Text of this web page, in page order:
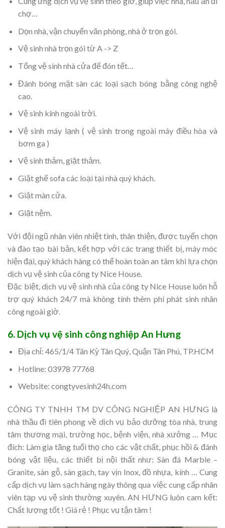
chợ…
Dọn nhà, vận chuyển văn phòng, nhà ở trọn gói.
Vệ sinh nhà trọn gói từ A -> Z
Tổng vệ sinh nhà cửa để đón tết…
Đánh bóng mặt sàn các loại sạch bóng bằng công nghệ
cao.
Vệ sinh kính ngoài trời.
Vệ sinh máy lạnh ( vệ sinh trong ngoài máy điều hòa và
bơm ga )
Vệ sinh thảm, giặt thảm.
Giặt ghế sofa các loại tại nhà quý khách.
Giặt màn cửa.
Giặt nệm.
Với đội ngũ nhân viên nhiệt tình, thân thiện, được tuyển chọn
và đào tạo bài bản, kết hợp với các trang thiết bị, máy móc
hiện đại, quý khách hàng có thể hoàn toàn an tâm khi lựa chọn
dịch vụ vệ sinh của công ty Nice House.
Đặc biệt, dịch vụ vệ sinh nhà của công ty Nice House luôn hỗ
trợ quý khách 24/7 mà không tính thêm phí phát sinh nhân
công ngoài giờ.
6. Dịch vụ vệ sinh công nghiệp An Hưng
Địa chỉ: 465/1/4 Tân Kỳ Tân Quý, Quận Tân Phú, TP.HCM
Hotline: 03978 77768
Website: congtyvesinh24h.com
CÔNG TY TNHH TM DV CÔNG NGHIỆP AN HƯNG là
nhà thầu đi tiên phong về dịch vụ bảo dưỡng tòa nhà, trung
tâm thương mại, trường học, bệnh viện, nhà xưởng … Mục
đích: Làm gia tăng tuổi thọ cho các vật chất, phục hồi & đánh
bóng vật liệu, các thiết bị nội thất như: Sàn đá Marble –
Granite, sàn gỗ, sàn gạch, tay vịn Inox, đồ nhựa, kính … Cung
cấp dịch vụ làm sạch hàng ngày thông qua việc cung cấp nhân
viên tạp vụ vệ sinh thường xuyên. AN HƯNG luôn cam kết:
Chất lượng tốt ! Giá rẻ ! Phục vụ tận tâm !